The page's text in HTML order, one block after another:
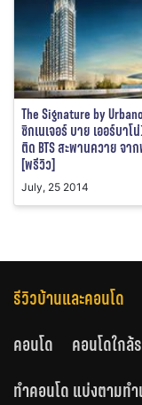
The Signature by
ซิกเนเจอร์ บาย เออร์บาโ
ติด BTS สะพานควาย จา
[พรีวิว]
July, 25 2014
รีวิวบ้านและคอนโด
คอนโด
คอนโดใก
ทำคอนโด แบ่งตามทำ